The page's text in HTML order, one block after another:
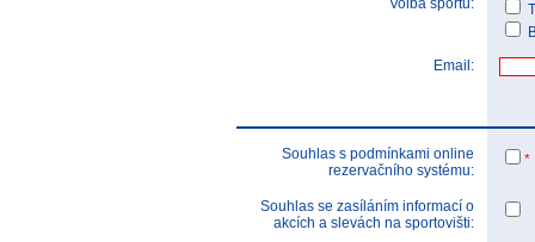
Volba sportu:
Email:
Souhlas s podmínkami online
rezervačního systému:
*
Souhlas se zasíláním informací o
akcích a slevách na sportovišti: